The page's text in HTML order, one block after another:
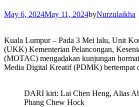
May 6, 2024May 11, 2024byNurzulaikha
Kuala Lumpur – Pada 3 Mei lalu, Unit
(UKK) Kementerian Pelancongan,
(MOTAC) mengadakan kunjungan
Media Digital Kreatif (PDMK) bertempat
DARI kiri: Lai Chen Heng, Alias
Phang Chew Hock